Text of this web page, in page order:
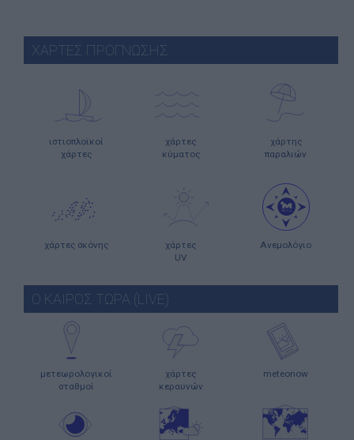
ΧΑΡΤΕΣ ΠΡΟΓΝΩΣΗΣ
ιστιοπλοϊκοί
χάρτες
χάρτες
κύματος
χάρτης
παραλιών
χάρτες σκόνης
χάρτες
UV
Ανεμολόγιο
Ο ΚΑΙΡΟΣ ΤΩΡΑ (LIVE)
μετεωρολογικοί
σταθμοί
χάρτες
κεραυνών
meteonow